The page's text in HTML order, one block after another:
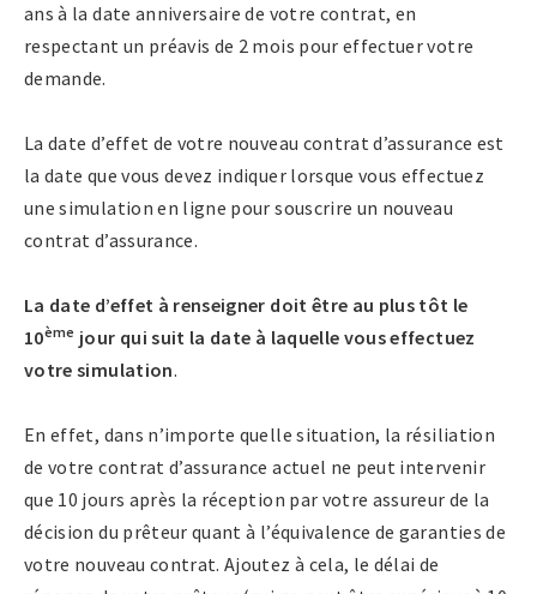
ans à la date anniversaire de votre contrat, en
respectant un préavis de 2 mois pour effectuer votre
demande.
La date d’effet de votre nouveau contrat d’assurance est
la date que vous devez indiquer lorsque vous effectuez
une simulation en ligne pour souscrire un nouveau
contrat d’assurance.
La date d’effet à renseigner doit être au plus tôt le
10ème jour qui suit la date à laquelle vous effectuez
votre simulation.
En effet, dans n’importe quelle situation, la résiliation
de votre contrat d’assurance actuel ne peut intervenir
que 10 jours après la réception par votre assureur de la
décision du prêteur quant à l’équivalence de garanties de
votre nouveau contrat. Ajoutez à cela, le délai de